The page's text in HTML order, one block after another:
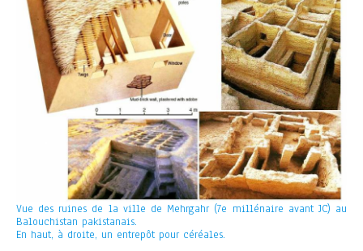
Vue des ruines de la ville de Mehrgahr (7e millénaire avant JC) au
Balouchistan pakistanais.
En haut, à droite, un entrepôt pour céréales.